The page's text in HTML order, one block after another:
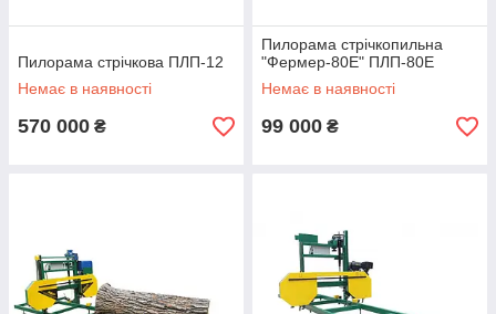
Пилорама стрічкова ПЛП-12
Немає в наявності
570 000 ₴
Пилорама стрічкопильна
"Фермер-80Е" ПЛП-80Е
Немає в наявності
99 000 ₴